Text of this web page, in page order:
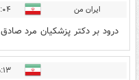
ایران من ۱۵:۰۴ -
درود بر دکتر پزشکیان مرد صادق
۱۵:۱۳ -